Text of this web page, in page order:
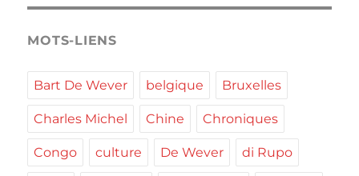
MOTS-LIENS
Bart De Wever belgique Bruxelles
Charles Michel Chine Chroniques
Congo culture De Wever di Rupo